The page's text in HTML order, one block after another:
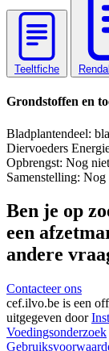
Teeltfiche
Grondstoffen en
Bladplantendeel:
Diervoeders
Opbrengst: Nog
Samenstelling: Nog
Ben je op
een
andere
Contacteer ons
cef.ilvo.be is een
uitgegeven door
Voedingsonderzoek